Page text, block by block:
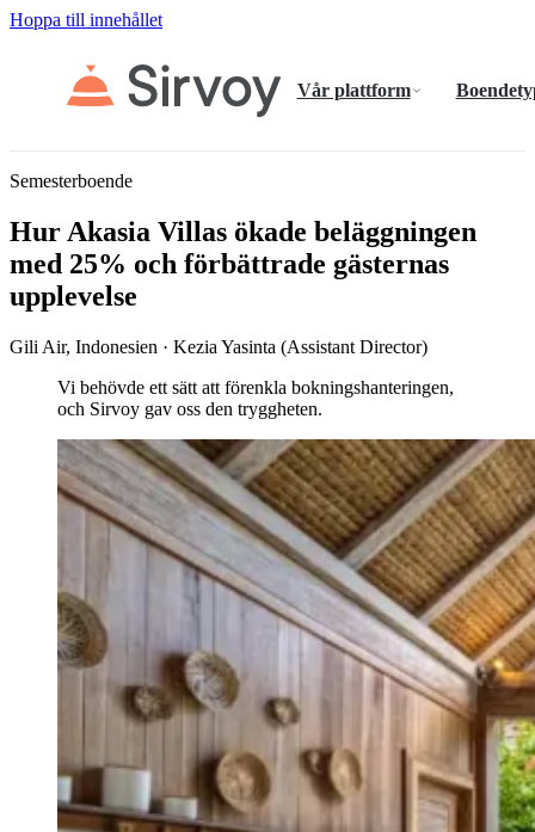
Hoppa till innehållet
Vår plattform
Semesterboende
Hur Akasia Villas ökade beläggningen
med 25% och förbättrade gästernas
upplevelse
Gili Air, Indonesien · Kezia Yasinta (Assistant Director)
Vi behövde ett sätt att förenkla bokningshanteringen,
och Sirvoy gav oss den tryggheten.